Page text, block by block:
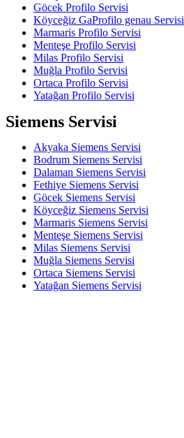
Göcek Profilo Servisi
Köyceğiz GaProfilo genau Servisi
Marmaris Profilo Servisi
Menteşe Profilo Servisi
Milas Profilo Servisi
Muğla Profilo Servisi
Ortaca Profilo Servisi
Yatağan Profilo Servisi
Siemens Servisi
Akyaka Siemens Servisi
Bodrum Siemens Servisi
Dalaman Siemens Servisi
Fethiye Siemens Servisi
Göcek Siemens Servisi
Köyceğiz Siemens Servisi
Marmaris Siemens Servisi
Menteşe Siemens Servisi
Milas Siemens Servisi
Muğla Siemens Servisi
Ortaca Siemens Servisi
Yatağan Siemens Servisi